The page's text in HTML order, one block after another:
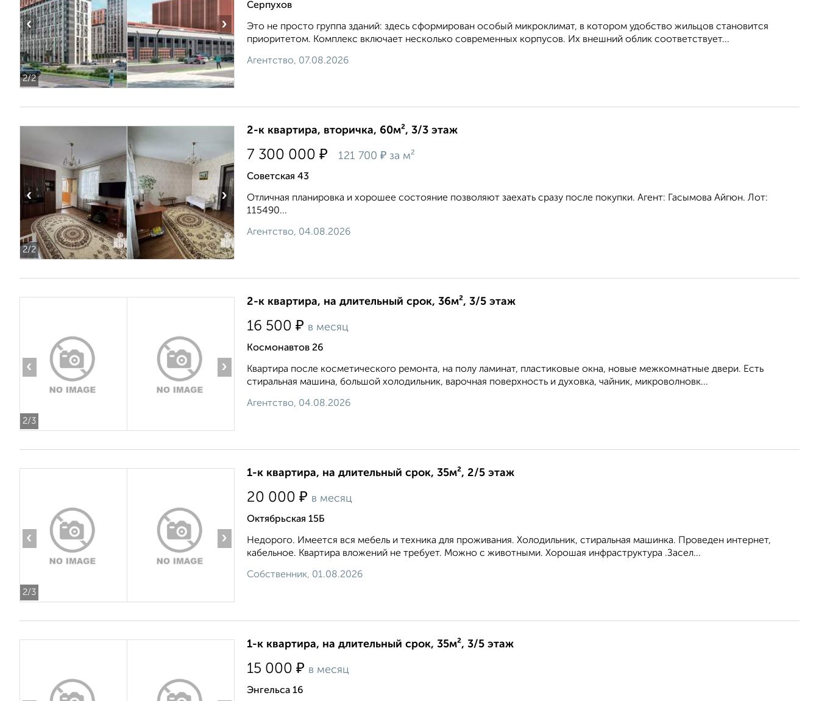
2/2
‹ ›
Серпухов
Это не просто группа зданий: здесь сформирован особый микроклимат, в котором удобство жильцов становится
приоритетом. Комплекс включает несколько современных корпусов. Их внешний облик соответствует...
Агентство, 07.08.2026
2/2
‹ ›
2-к квартира, вторичка, 60м², 3/3 этаж
7 300 000 ₽ 121 700 ₽ за м²
Советская 43
Отличная планировка и хорошее состояние позволяют заехать сразу после покупки. Агент: Гасымова Айгюн. Лот:
115490...
Агентство, 04.08.2026
2/3
‹ ›
2-к квартира, на длительный срок, 36м², 3/5 этаж
16 500 ₽ в месяц
Космонавтов 26
Квартира после косметического ремонта, на полу ламинат, пластиковые окна, новые межкомнатные двери. Есть
стиральная машина, большой холодильник, варочная поверхность и духовка, чайник, микроволновк...
Агентство, 04.08.2026
2/3
‹ ›
1-к квартира, на длительный срок, 35м², 2/5 этаж
20 000 ₽ в месяц
Октябрьская 15Б
Недорого. Имеется вся мебель и техника для проживания. Холодильник, стиральная машинка. Проведен интернет,
кабельное. Квартира вложений не требует. Можно с животными. Хорошая инфраструктура .Засел...
Собственник, 01.08.2026
1-к квартира, на длительный срок, 35м², 3/5 этаж
15 000 ₽ в месяц
Энгельса 16